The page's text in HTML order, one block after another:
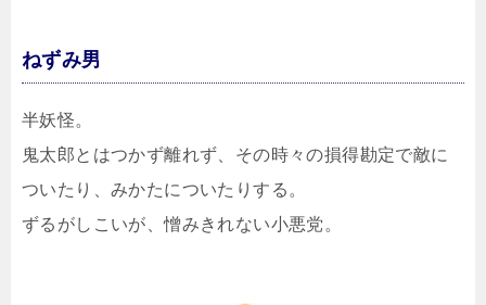
ねずみ男
半妖怪。
鬼太郎とはつかず離れず、その時々の損得勘定で敵に
ついたり、みかたについたりする。
ずるがしこいが、憎みきれない小悪党。